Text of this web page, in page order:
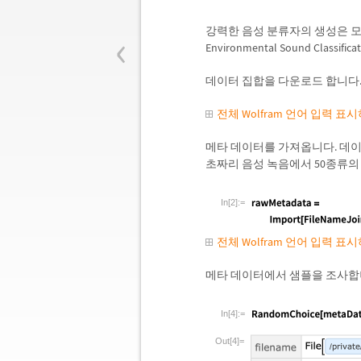
‹
강력한 음성 분류자의 생성은
Environmental Sound
데이터 집합을 다운로드 합니다.
전체 Wolfram 언어 입력 표
메타 데이터를 가져옵니다. 데
초짜리 음성 녹음에서 50종류
In[2]:=
전체 Wolfram 언어 입력 표
메타 데이터에서 샘플을 조사
In[4]:=
Out[4]=